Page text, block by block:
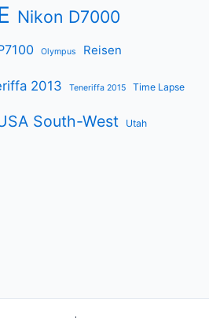
Nikon D7000
Olympus Reisen
2013 Teneriffa 2015 Time Lapse
South-West Utah